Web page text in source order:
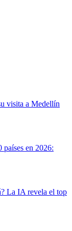
visita a Medellín
países en 2026:
La IA revela el top